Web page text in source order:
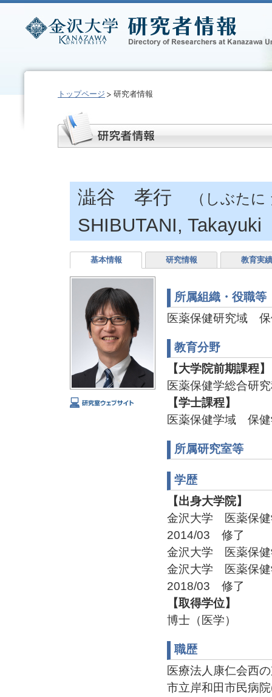
トップページ 研究者情報
澁谷 孝行 （しぶた
SHIBUTANI, Takayuki
基本情報 研究情報 教育実績
所属組織・役職等
医薬保健研究域 保
教育分野
【大学院前期課程】
医薬保健学総合研
【学士課程】
医薬保健学域 保
所属研究室等
学歴
【出身大学院】
金沢大学 医薬保
2014/03 修了
金沢大学 医薬保
金沢大学 医薬保
2018/03 修了
【取得学位】
博士（医学）
職歴
医療法人康仁会西
市立岸和田市民病